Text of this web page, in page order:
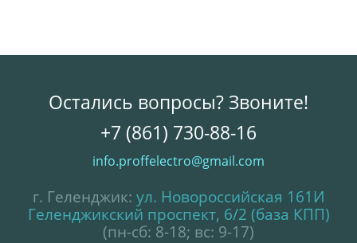
Остались вопросы? Звоните!
+7 (861) 730-88-16
info.proffelectro@gmail.com
г. Геленджик: ул. Новороссийская 161И
Геленджикский проспект, 6/2 (база КПП)
(пн-сб: 8-18; вс: 9-17)